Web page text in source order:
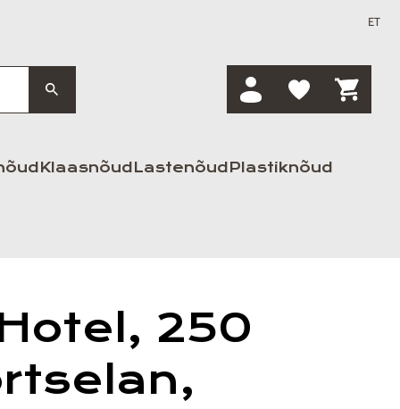
ET
KlaasnõudLastenõudPlastiknõud
250